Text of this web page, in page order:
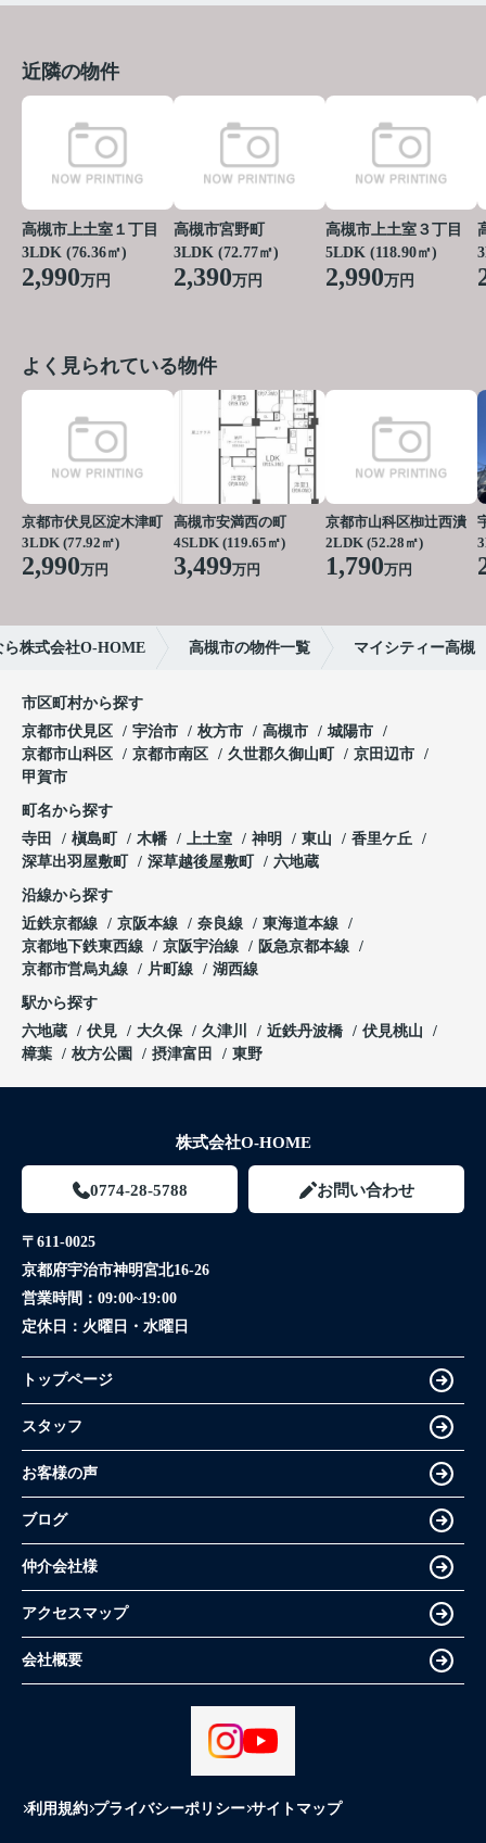
近隣の物件
高槻市上土室１丁目
3LDK (76.36㎡)
2,990万円
高槻市宮野町
3LDK (72.77㎡)
2,390万円
高槻市上土室３丁目
5LDK (118.90㎡)
2,990万円
よく見られている物件
京都市伏見区淀木津町
3LDK (77.92㎡)
2,990万円
高槻市安満西の町
4SLDK (119.65㎡)
3,499万円
京都市山科区椥辻西潰
2LDK (52.28㎡)
1,790万円
ら株式会社O-HOME 高槻市の物件一覧 マイシティー高槻
市区町村から探す
京都市伏見区
宇治市 枚方市 高槻市
城陽市
京都市山科区
京都市南区 久世郡久御山町
京田辺市
甲賀市
町名から探す
寺田
槇島町 木幡 上土室 神明 東山
香里ケ丘
深草出羽屋敷町
深草越後屋敷町 六地蔵
沿線から探す
近鉄京都線
京阪本線 奈良線
東海道本線
京都地下鉄東西線
京阪宇治線
阪急京都本線
京都市営烏丸線
片町線 湖西線
駅から探す
六地蔵
伏見 大久保 久津川 近鉄丹波橋
伏見桃山
樟葉
枚方公園 摂津富田 東野
株式会社O-HOME
0774-28-5788 お問い合わせ
〒611-0025
京都府宇治市神明宮北16-26
営業時間： 09:00~19:00
定休日： 火曜日・水曜日
トップページ
スタッフ
お客様の声
ブログ
仲介会社様
アクセスマップ
会社概要
利用規約 プライバシーポリシー サイトマップ